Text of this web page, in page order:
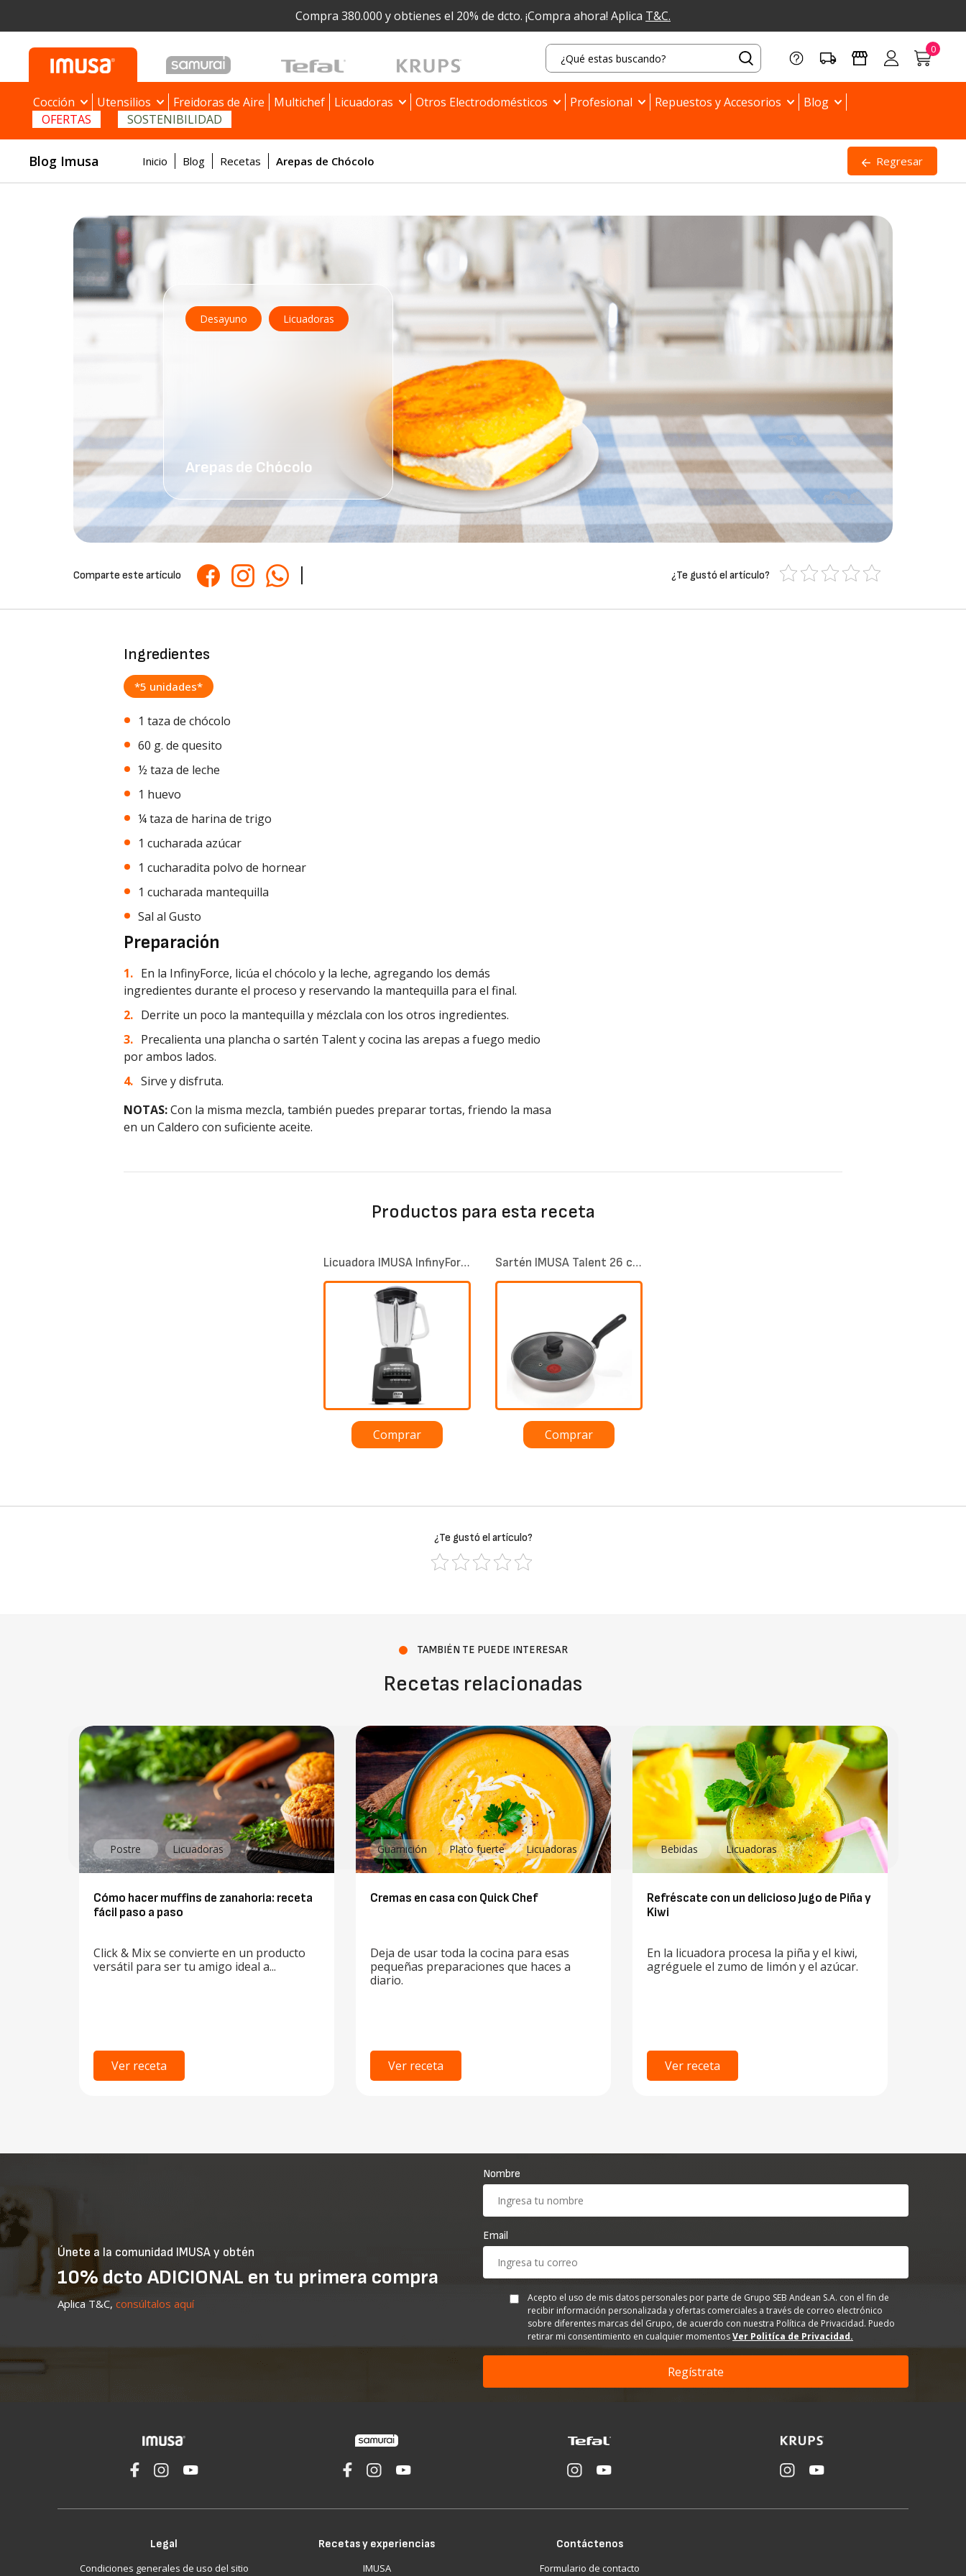
Compra 380.000 y obtienes el 20% de dcto. ¡Compra ahora! Aplica T&C.
Cocción Utensilios Freidoras de Aire Multichef Licuadoras Otros Electrodomésticos Profesional Repuestos y Accesorios
Blog
OFERTAS
SOSTENIBILIDAD
Blog Imusa Inicio Blog Recetas Arepas de Chócolo Regresar
Desayuno Licuadoras
Arepas de Chócolo
Comparte este artículo ¿Te gustó el artículo?
Ingredientes
*5 unidades*
1 taza de chócolo
60 g. de quesito
½ taza de leche
1 huevo
¼ taza de harina de trigo
1 cucharada azúcar
1 cucharadita polvo de hornear
1 cucharada mantequilla
Sal al Gusto
Preparación
En la InfinyForce, licúa el chócolo y la leche, agregando los demás
ingredientes durante el proceso y reservando la mantequilla para el final.
Derrite un poco la mantequilla y mézclala con los otros ingredientes.
Precalienta una plancha o sartén Talent y cocina las arepas a fuego medio
por ambos lados.
Sirve y disfruta.
NOTAS:Con la misma mezcla, también puedes preparar tortas, friendo la masa
en un Caldero con suficiente aceite.
Productos para esta receta
Licuadora IMUSA InfinyForce 10 Velocidades gris
Comprar
Sartén IMUSA Talent 26 cm con tapa de vidrio
Comprar
¿Te gustó el artículo?
TAMBIÉN TE PUEDE INTERESAR
Recetas relacionadas
Postre Licuadoras
Cómo hacer muffins de zanahoria: receta
fácil paso a paso
Click & Mix se convierte en un producto
versátil para ser tu amigo ideal a...
Ver receta
Guarnición Plato fuerte Licuadoras
Cremas en casa con Quick Chef
Deja de usar toda la cocina para esas
pequeñas preparaciones que haces a
diario.
Ver receta
Bebidas Licuadoras
Refréscate con un delicioso Jugo de Piña y
Kiwi
En la licuadora procesa la piña y el kiwi,
agréguele el zumo de limón y el azúcar.
Ver receta
Únete a la comunidad IMUSA y obtén
10% dcto ADICIONAL en tu primera compra
Aplica T&C, consúltalos aquí
Nombre
Email
Acepto el uso de mis datos personales por parte de Grupo SEB Andean S.A. con el fin de
recibir información personalizada y ofertas comerciales a través de correo electrónico
sobre diferentes marcas del Grupo, de acuerdo con nuestra Política de Privacidad. Puedo
retirar mi consentimiento en cualquier momentosVer Politíca de Privacidad.
Legal
Condiciones generales de uso del sitio
Recetas y experiencias
IMUSA
Contáctenos
Formulario de contacto